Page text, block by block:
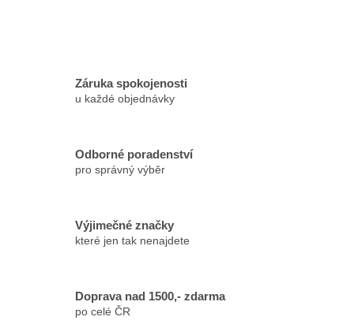
Záruka spokojenosti
u každé objednávky
Odborné poradenství
pro správný výběr
Výjimečné značky
které jen tak nenajdete
Doprava nad 1500,- zdarma
po celé ČR